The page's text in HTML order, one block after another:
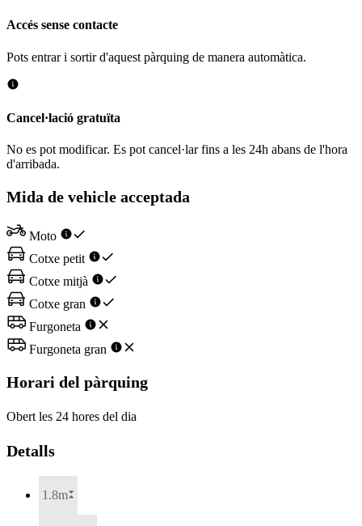
Accés sense contacte
Pots entrar i sortir d'aquest pàrquing de manera automàtica.
Cancel·lació gratuïta
No es pot modificar. Es pot cancel·lar fins a les 24h abans de l'hora
d'arribada.
Mida de vehicle acceptada
Moto
Cotxe petit
Cotxe mitjà
Cotxe gran
Furgoneta
Furgoneta gran
Horari del pàrquing
Obert les 24 hores del dia
Detalls
1.8m